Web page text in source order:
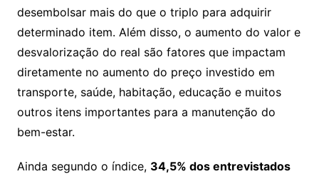
desembolsar mais do que o triplo para adquirir
determinado item. Além disso, o aumento do valor e
desvalorização do real são fatores que impactam
diretamente no aumento do preço investido em
transporte, saúde, habitação, educação e muitos
outros itens importantes para a manutenção do
bem-estar.
Ainda segundo o índice, 34,5% dos entrevistados